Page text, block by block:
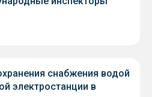
снабжения водой
электростанции в